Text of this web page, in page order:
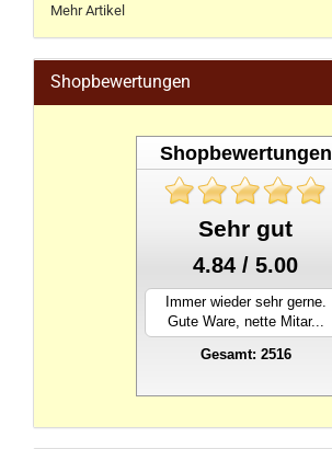
Mehr Artikel
Shopbewertungen
Shopbewertungen
Sehr gut
4.84 / 5.00
Immer wieder sehr gerne.
Gute Ware, nette Mitar...
Gesamt: 2516